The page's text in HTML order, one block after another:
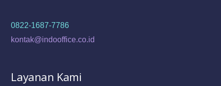
0822-1687-7786
kontak@indooffice.co.id
Layanan Kami